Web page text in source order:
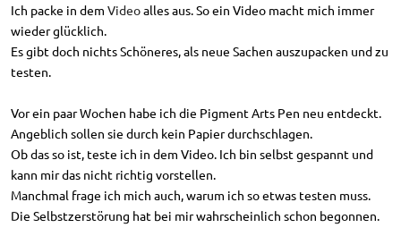
Ich packe in dem Videoalles aus. So ein Video macht mich immer
wieder glücklich.
Es gibt doch nichts Schöneres, als neue Sachen auszupacken und zu
testen.
Vor ein paar Wochen habe ich die Pigment Arts Pen neu entdeckt.
Angeblich sollen sie durch kein Papier durchschlagen.
Ob das so ist, teste ich in dem Video. Ich bin selbst gespannt und
kann mir das nicht richtig vorstellen.
Manchmal frage ich mich auch, warum ich so etwas testen muss.
Die Selbstzerstörung hat bei mir wahrscheinlich schon begonnen.